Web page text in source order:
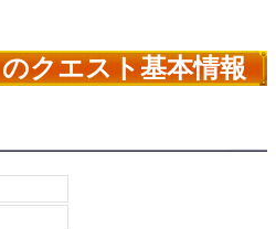
クエスト基本情報